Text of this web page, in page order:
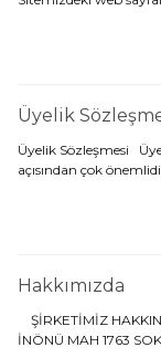
Üyelik
Üyelik Sözleşmesi
açısından çok
Hakkımızda
ŞİRKETİMİZ
İNÖNÜ MAH 1763